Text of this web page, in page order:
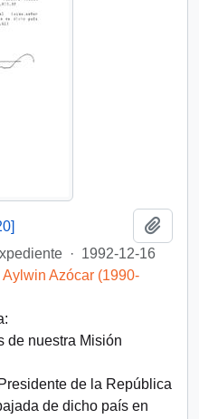
· 1992-12-16
Azócar (1990-
de nuestra Misión
de la República
de dicho país en